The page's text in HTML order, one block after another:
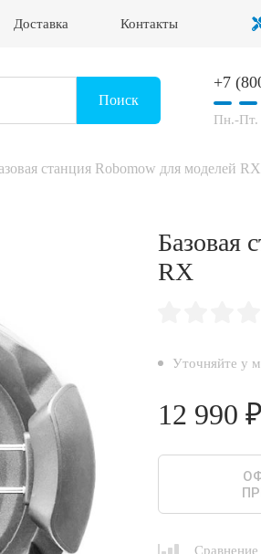
Доставка Контакты
Поиск
+7
Пн.-Пт.
станция Robomow для моделей RX
Базовая
RX
Уточняйте у
12 990 ₽
Сравнение